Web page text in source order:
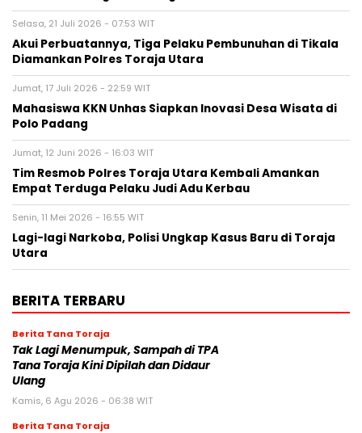
Selasa, 21 Juli 2026 - 07:53 WIT
Akui Perbuatannya, Tiga Pelaku Pembunuhan di Tikala
Diamankan Polres Toraja Utara
Jumat, 17 Juli 2026 - 22:59 WIT
Mahasiswa KKN Unhas Siapkan Inovasi Desa Wisata di
Polo Padang
Jumat, 12 Juni 2026 - 16:03 WIT
Tim Resmob Polres Toraja Utara Kembali Amankan
Empat Terduga Pelaku Judi Adu Kerbau
Senin, 11 Mei 2026 - 16:55 WIT
Lagi-lagi Narkoba, Polisi Ungkap Kasus Baru di Toraja
Utara
BERITA TERBARU
Berita Tana Toraja
Tak Lagi Menumpuk, Sampah di TPA
Tana Toraja Kini Dipilah dan Didaur
Ulang
Kamis, 6 Agu 2026 - 06:38 WIT
Berita Tana Toraja